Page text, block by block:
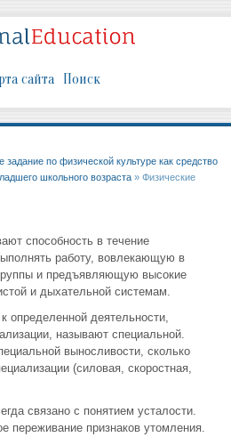
сайта Поиск
задание по физической культуре как средство
школьного возраста » Физические
способность в течение
работу, вовлекающую в
и предъявляющую высокие
и дыхательной системам.
определенной деятельности,
называют специальной.
выносливости, сколько
(силовая, скоростная,
связано с понятием усталости.
переживание признаков утомления.